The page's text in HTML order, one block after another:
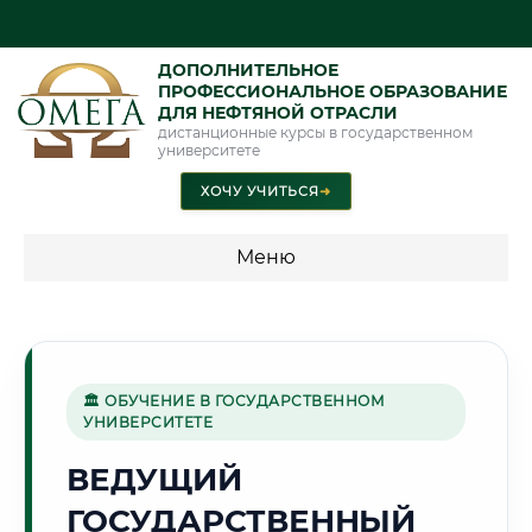
ДОПОЛНИТЕЛЬНОЕ
ПРОФЕССИОНАЛЬНОЕ ОБРАЗОВАНИЕ
ДЛЯ НЕФТЯНОЙ ОТРАСЛИ
дистанционные курсы в государственном
университете
ХОЧУ УЧИТЬСЯ➜
Меню
Г. ОМСК
🏛 ОБУЧЕНИЕ В ГОСУДАРСТВЕННОМ
УНИВЕРСИТЕТЕ
ВЕДУЩИЙ
ГОСУДАРСТВЕННЫЙ